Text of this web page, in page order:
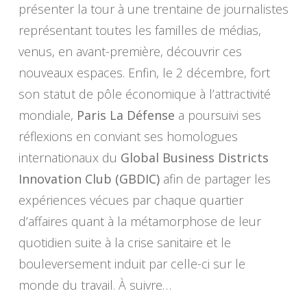
présenter la tour à une trentaine de journalistes
représentant toutes les familles de médias,
venus, en avant-première, découvrir ces
nouveaux espaces. Enfin, le 2 décembre, fort
son statut de pôle économique à l’attractivité
mondiale, Paris La Défense a poursuivi ses
réflexions en conviant ses homologues
internationaux du Global Business Districts
Innovation Club (GBDIC)afin de partager les
expériences vécues par chaque quartier
d’affaires quant à la métamorphose de leur
quotidien suite à la crise sanitaire et le
bouleversement induit par celle-ci sur le
monde du travail. À suivre…